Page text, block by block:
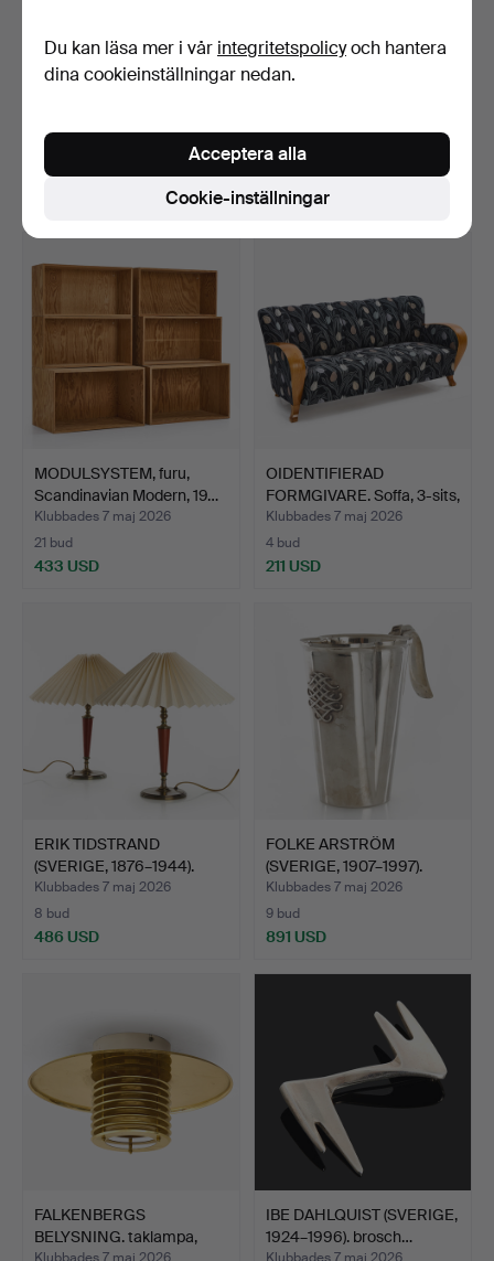
/ B…
Klubbades 7 maj 2026
19 bud
G…Klubbades 7 maj 2026
275 USD
MODULSYSTEM, furu,
Scandinavian Modern, 19…
Klubbades 7 maj 2026
21 bud
433 USD
OIDENTIFIERAD
FORMGIVARE. Soffa, 3-sits,
S…
Klubbades 7 maj 2026
4 bud
211 USD
ERIK TIDSTRAND
(SVERIGE, 1876–1944).
Bords…
Klubbades 7 maj 2026
8 bud
486 USD
FOLKE ARSTRÖM
(SVERIGE, 1907–1997).
kanna,…
Klubbades 7 maj 2026
9 bud
891 USD
FALKENBERGS
BELYSNING. taklampa,
Klubbades 7 maj 2026
IBE DAHLQUIST (SVERIGE,
1924–1996). brosch…
Klubbades 7 maj 2026
Du kan läsa mer i vår integritetspolicyoch hantera
dina cookieinställningar nedan.
Cookie-inställningar
Acceptera alla